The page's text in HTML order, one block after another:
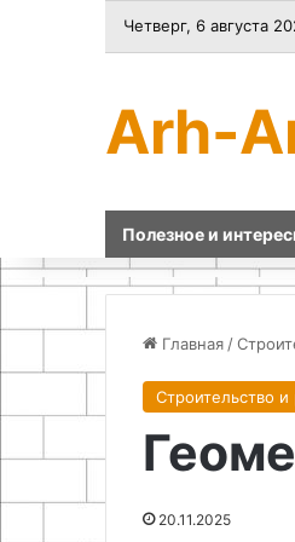
Четверг, 6 августа
Arh-
Полезное и
Главная /
Строительство
20.11.2025